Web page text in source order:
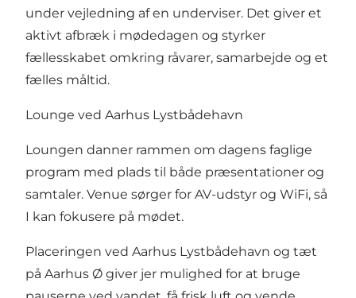
under vejledning af en underviser. Det giver et
aktivt afbræk i mødedagen og styrker
fællesskabet omkring råvarer, samarbejde og et
fælles måltid.
Lounge ved Aarhus Lystbådehavn
Loungen danner rammen om dagens faglige
program med plads til både præsentationer og
samtaler. Venue sørger for AV-udstyr og WiFi, så
I kan fokusere på mødet.
Placeringen ved Aarhus Lystbådehavn og tæt
på Aarhus Ø giver jer mulighed for at bruge